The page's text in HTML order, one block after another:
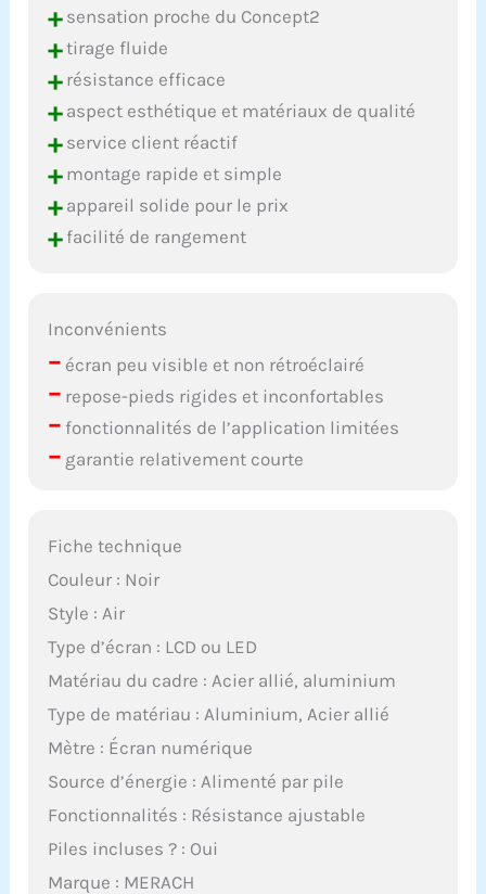
+sensation proche du Concept2
+tirage fluide
+résistance efficace
+aspect esthétique et matériaux de qualité
+service client réactif
+montage rapide et simple
+appareil solide pour le prix
+facilité de rangement
Inconvénients
– écran peu visible et non rétroéclairé
– repose-pieds rigides et inconfortables
– fonctionnalités de l’application limitées
– garantie relativement courte
Fiche technique
Couleur : Noir
Style : Air
Type d’écran : LCD ou LED
Matériau du cadre : Acier allié, aluminium
Type de matériau : Aluminium, Acier allié
Mètre : Écran numérique
Source d’énergie : Alimenté par pile
Fonctionnalités : Résistance ajustable
Piles incluses ? : Oui
Marque : MERACH